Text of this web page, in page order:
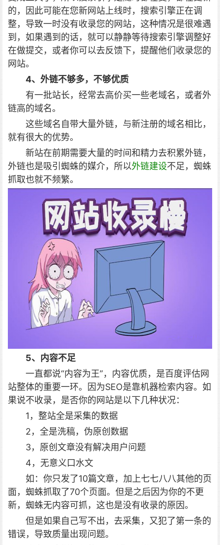
的，因此可能在您新网站上线时，搜索引擎正在调
整，导致一时没有收录您的网站，这种情况是很难遇
到，如果遇到的话，就可以静静等待搜索引擎调整好
在做提交，或者你可以去反馈下，提醒他们收录您的
网站。
4、外链不够多，不够优质
有一批站长，经常去高价买一些老域名，或者外
链高的域名。
这些域名自带大量外链，与新注册的域名相比，
就有很大的优势。
新站在前期需要大量的时间和精力去积累外链，
外链也是吸引蜘蛛的媒介，所以外链建设不足，蜘蛛
抓取也就不频繁。
5、内容不足
一直都说“内容为王”，内容优质，是百度评估网
站整体的重要一环。因为SEO是靠机器检索内容。如
果说不收录，是否你的网站是以下几种状况：
1，整站全是采集的数据
2，全是洗稿，伪原创数据
3，原创文章没有解决用户问题
4，无意义口水文
如：你只发了10篇文章，加上七七八八其他的页
面，蜘蛛抓取了70个页面。但是之后因为你的不更
新，蜘蛛无内容可抓，这也是没有收录的原因。
但是如果自己写不出，去采集，又犯了第一条的
错误，导致质量出现问题。